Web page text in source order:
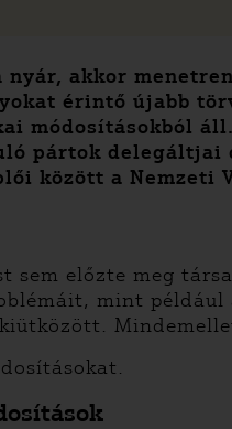
akkor
érintő újabb
módosításokból
pártok
között a Nemzeti
sem előzte meg
mint